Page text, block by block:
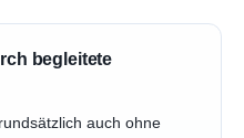
begleitete
auch ohne